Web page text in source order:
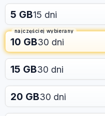
5 GB15 dni
najczęściej wybierany
10 GB30 dni
15 GB30 dni
20 GB30 dni